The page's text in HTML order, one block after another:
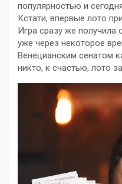
популярностью и
Кстати, впервые лото
Игра сразу же получила
уже через некоторое
Венецианским сенатом
никто, к счастью, лото